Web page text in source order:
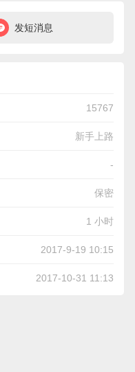
发短消息
15767
新手上路
-
保密
1 小时
2017-9-19 10:15
2017-10-31 11:13